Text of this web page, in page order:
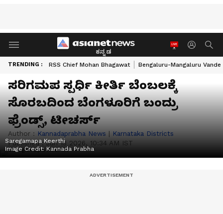
ಕನ್ನಡ
TRENDING : RSS Chief Mohan Bhagawat Bengaluru-Mangaluru
ಸರಿಗಮಪ ಸ್ಪರ್ಧಿ ಕೀರ್ತಿ ಬೆಂಬಲಕ್ಕೆ
ಸೊರಬದಿಂದ ಬೆಂಗಳೂರಿಗೆ ಬಂದ್ರು
ಫ್ರೆಂಡ್ಸ್, ಟೀಚರ್ಸ್
Author : Kannadaprabha News | Karnataka Districts
Published :Jun 13 2026, 10:34 AM IST
Saregamapa Keerthi
Image Credit: Kannada Prabha